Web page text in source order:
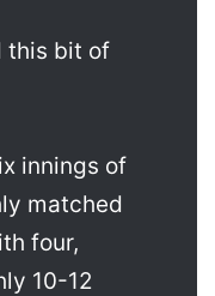
this bit of
innings of
matched
four,
10-12